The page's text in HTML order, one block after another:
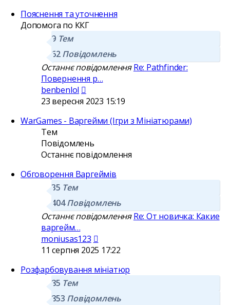
Пояснення та уточнення
Допомога по ККГ
9 Тем
62Повідомлень
Останнє повідомлення Re: Pathfinder:
Повернення р…
benbenlol
останнє
23 вересня 2023 15:19
WarGames - Варгейми (Ігри з Мініатюрами)
Тем
Повідомлень
Останнє повідомлення
Обговорення Варгеймів
35 Тем
404Повідомлень
Останнє повідомлення Re: От новичка: Какие
варгейм…
moniusas123
останнє
11 серпня 2025 17:22
Розфарбовування мініатюр
85 Тем
853 Повідомлень